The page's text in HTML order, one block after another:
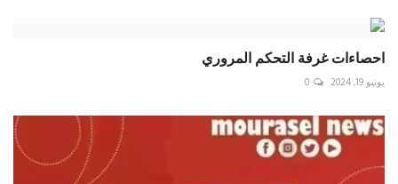
احصاءات غرفة التحكم المروري
يونيو 19, 2024 0